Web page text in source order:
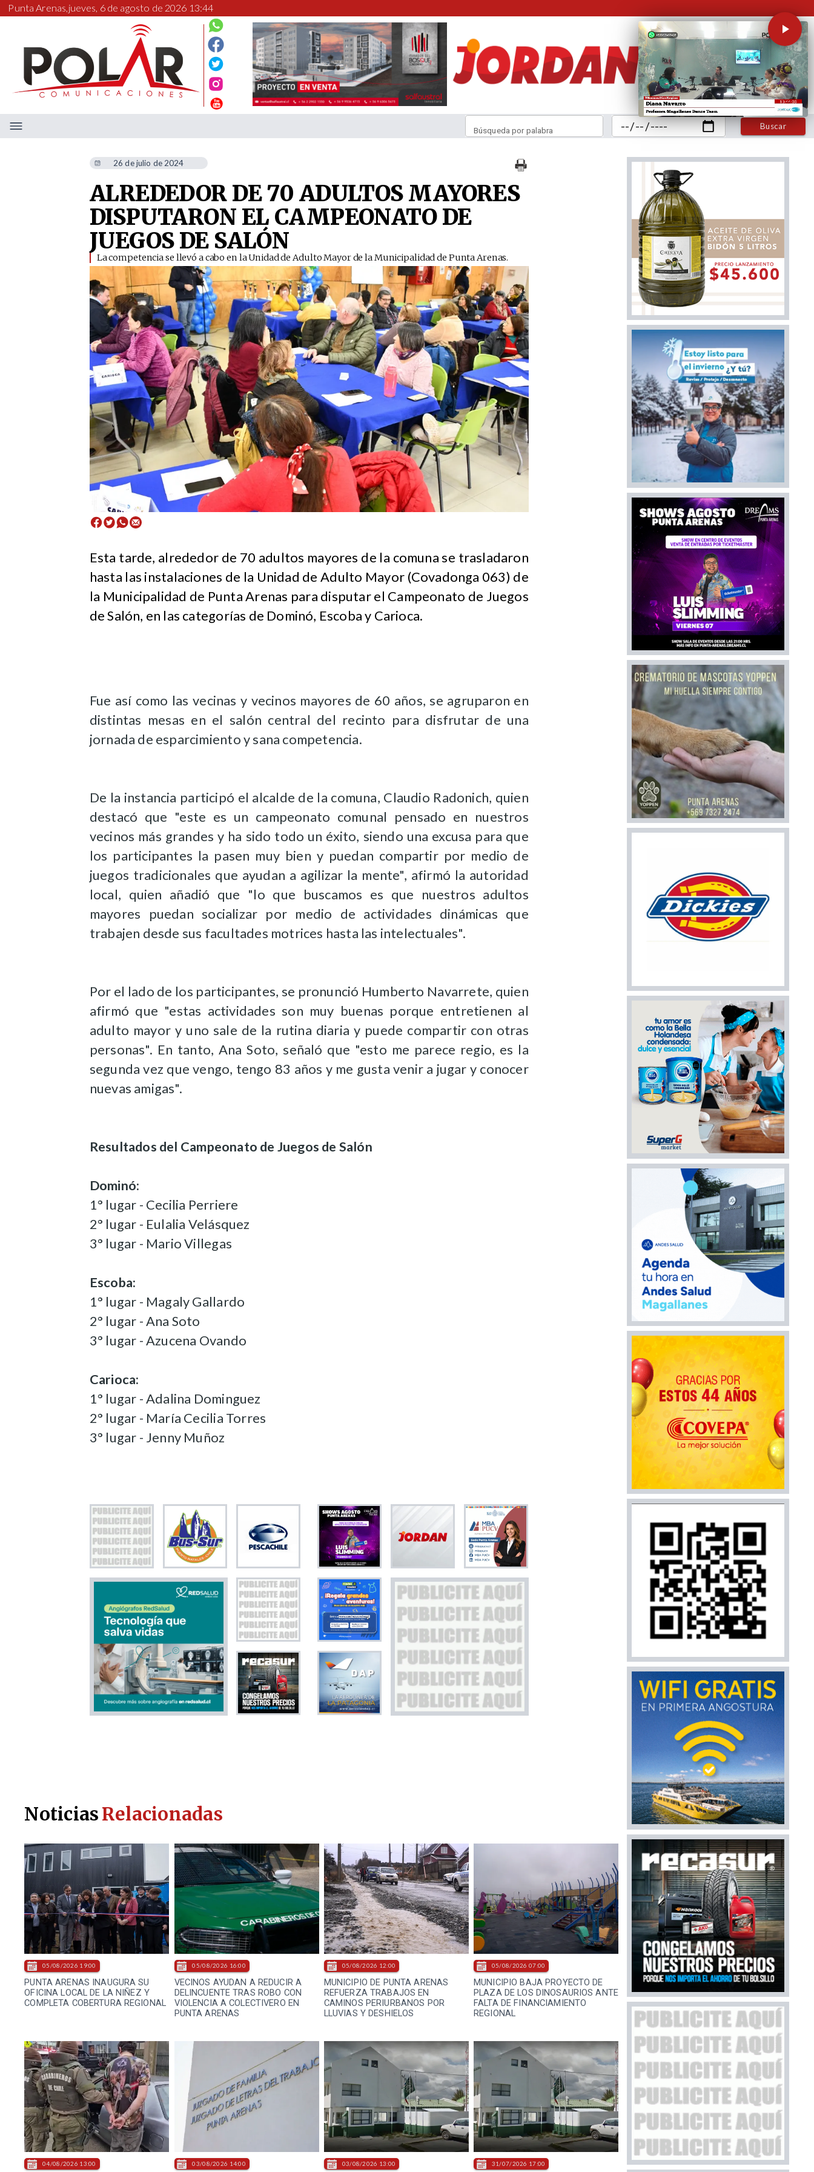
Punta Arenas,jueves, 6 de agosto de 2026 13:44
Buscar
Búsqueda por palabra
26 de julio de 2024
ALREDEDOR DE 70 ADULTOS MAYORES
DISPUTARON EL CAMPEONATO DE
JUEGOS DE SALÓN
​La competencia se llevó a cabo en la Unidad de Adulto Mayor de la Municipalidad de Punta Arenas.
​Esta tarde, alrededor de 70 adultos mayores de la comuna se trasladaron
hasta las instalaciones de la Unidad de Adulto Mayor (Covadonga 063) de
la Municipalidad de Punta Arenas para disputar el Campeonato de Juegos
de Salón, en las categorías de Dominó, Escoba y Carioca.
Fue así como las vecinas y vecinos mayores de 60 años, se agruparon en
distintas mesas en el salón central del recinto para disfrutar de una
jornada de esparcimiento y sana competencia.
De la instancia participó el alcalde de la comuna, Claudio Radonich, quien
destacó que "este es un campeonato comunal pensado en nuestros
vecinos más grandes y ha sido todo un éxito, siendo una excusa para que
los participantes la pasen muy bien y puedan compartir por medio de
juegos tradicionales que ayudan a agilizar la mente", afirmó la autoridad
local, quien añadió que "lo que buscamos es que nuestros adultos
mayores puedan socializar por medio de actividades dinámicas que
trabajen desde sus facultades motrices hasta las intelectuales".
Por el lado de los participantes, se pronunció Humberto Navarrete, quien
afirmó que "estas actividades son muy buenas porque entretienen al
adulto mayor y uno sale de la rutina diaria y puede compartir con otras
personas". En tanto, Ana Soto, señaló que "esto me parece regio, es la
segunda vez que vengo, tengo 83 años y me gusta venir a jugar y conocer
nuevas amigas".
Resultados del Campeonato de Juegos de Salón
Dominó:
1° lugar - Cecilia Perriere
2° lugar - Eulalia Velásquez
3° lugar - Mario Villegas
Escoba:
1° lugar - Magaly Gallardo
2° lugar - Ana Soto
3° lugar - Azucena Ovando
Carioca:
1° lugar - Adalina Dominguez
2° lugar - María Cecilia Torres
3° lugar - Jenny Muñoz
PUNTA ARENAS INAUGURA SU
OFICINA LOCAL DE LA NIÑEZ Y
COMPLETA COBERTURA REGIONAL
05/08/2026 19:00
VECINOS AYUDAN A REDUCIR A
DELINCUENTE TRAS ROBO CON
VIOLENCIA A COLECTIVERO EN
PUNTA ARENAS
05/08/2026 16:00
MUNICIPIO DE PUNTA ARENAS
REFUERZA TRABAJOS EN
CAMINOS PERIURBANOS POR
LLUVIAS Y DESHIELOS
05/08/2026 12:00
MUNICIPIO BAJA PROYECTO DE
PLAZA DE LOS DINOSAURIOS ANTE
FALTA DE FINANCIAMIENTO
REGIONAL
05/08/2026 07:00
04/08/2026 13:00 03/08/2026 14:00 03/08/2026 13:00 31/07/2026 17:00
NoticiasRelacionadas